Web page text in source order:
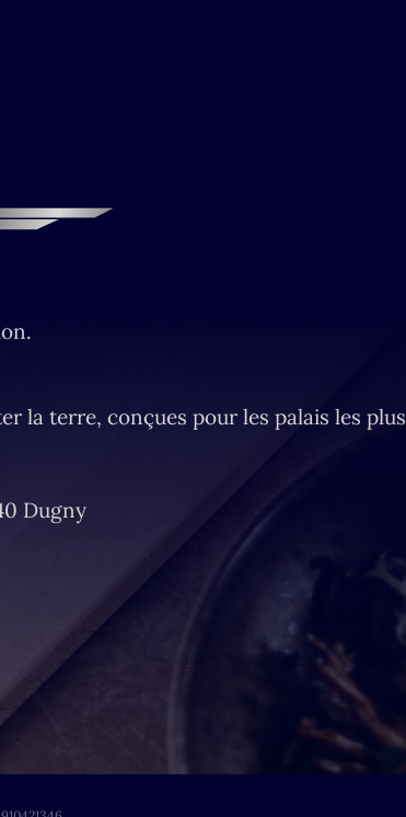
la terre, conçues pour les palais les plus
Dugny